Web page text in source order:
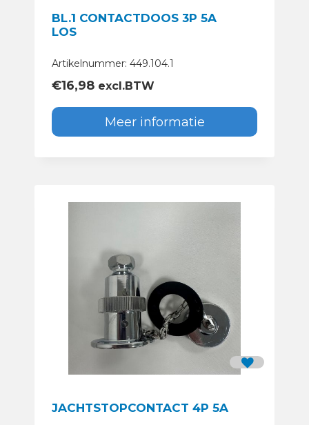
BL.1 CONTACTDOOS 3P 5A
LOS
Artikelnummer: 449.104.1
€16,98 excl.BTW
Meer informatie
JACHTSTOPCONTACT 4P 5A